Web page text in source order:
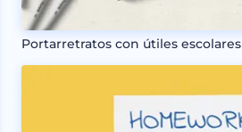
Portarretratos con útiles escolares